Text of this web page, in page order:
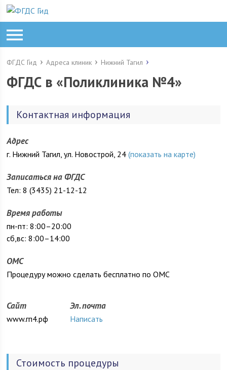
ФГДС Гид Адреса клиник Нижний Тагил
ФГДС в «Поликлиника №4»
Контактная информация
Адрес
г. Нижний Тагил, ул. Новострой, 24(показать на карте)
Записаться на ФГДС
Тел: 8 (3435) 21-12-12
Время работы
пн-пт: 8:00–20:00
сб,вс: 8:00–14:00
ОМС
Процедуру можно сделать бесплатно по ОМС
Сайт
www.гп4.рф
Эл. почта
Написать
Стоимость процедуры